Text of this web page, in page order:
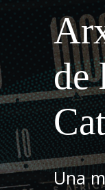
de
Una